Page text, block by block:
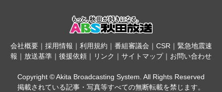
会社概要｜ 採用情報 ｜ 利用規約 ｜ 番組審議会 ｜ CSR｜ 緊急地震速
報 ｜ 放送基準 ｜ 後援依頼 ｜ リンク ｜ サイトマップ｜ お問い合わせ
Copyright © Akita Broadcasting System. All Rights Reserved
掲載されている記事・写真等すべての無断転載を禁じます。